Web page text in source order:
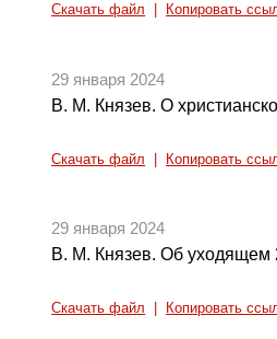
Скачать файл Копировать
29 января 2024
В. М. Князев. О
Скачать файл Копировать
29 января 2024
В. М. Князев. Об уходящем
Скачать файл Копировать